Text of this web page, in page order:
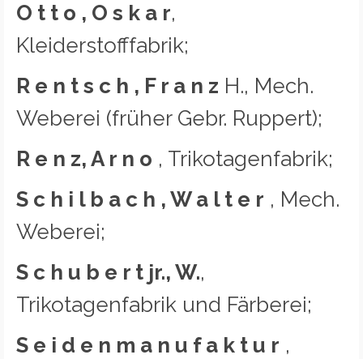
O t t o , O s k a r,
Kleiderstofffabrik;
R e n t s c h , F r a n z H., Mech.
Weberei (früher Gebr. Ruppert);
R e n z, A r n o , Trikotagenfabrik;
S c h i l b a c h , W a l t e r , Mech.
Weberei;
S c h u b e r t jr., W.,
Trikotagenfabrik und Färberei;
S e i d e n m a n u f a k t u r ,